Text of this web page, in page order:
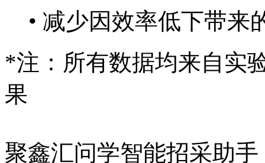
• 减少因效率低下带来
*注：所有数据均来自
果
聚鑫汇问学智能招采助手